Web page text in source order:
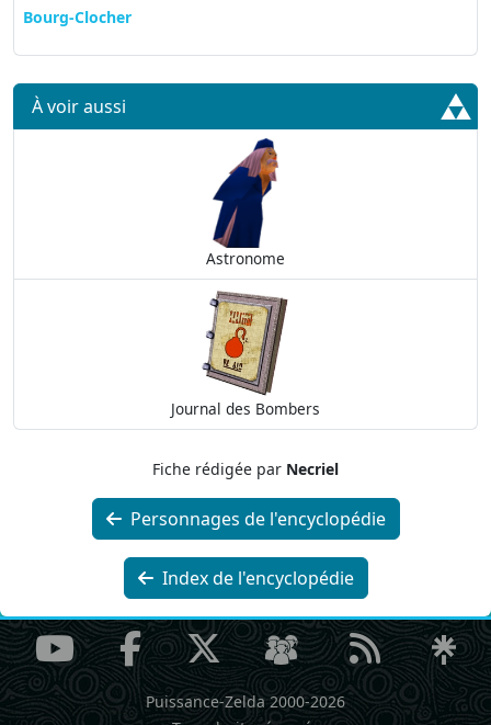
Bourg-Clocher
À voir aussi
Astronome
Journal des Bombers
Fiche rédigée par Necriel
Personnages de l'encyclopédie
Index de l'encyclopédie
Puissance-Zelda 2000-2026